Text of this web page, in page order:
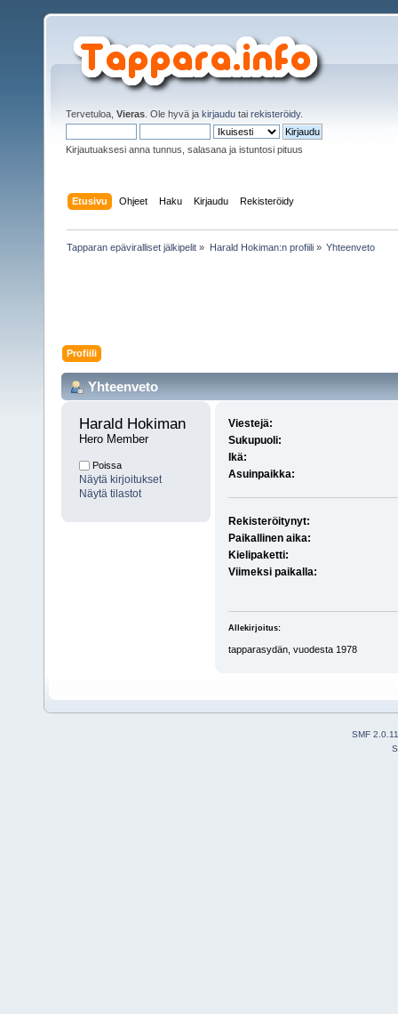
Tervetuloa, Vieras . Ole hyvä ja kirjaudu tai rekisteröidy.
Kirjautuaksesi anna tunnus, salasana ja istuntosi pituus
Etusivu Ohjeet Haku Kirjaudu Rekisteröidy
Tapparan epäviralliset jälkipelit » Harald Hokiman:n profiili» Yhteenveto
Profiili
Yhteenveto
Harald Hokiman
Hero Member
Poissa
Näytä kirjoitukset
Näytä tilastot
Viestejä:
Sukupuoli:
Ikä:
Asuinpaikka:
Rekisteröitynyt:
Paikallinen aika:
Kielipaketti:
Viimeksi paikalla:
Allekirjoitus:
tapparasydän, vuodesta 1978
SMF 2.0.11